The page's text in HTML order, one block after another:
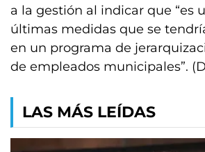
a la gestión al indicar que “es
últimas medidas que se
en un programa de
de empleados municipales”.
LAS MÁS LEÍDAS